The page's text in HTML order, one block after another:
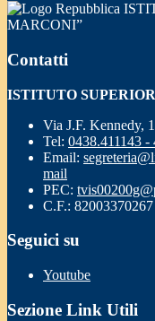
MARCONI”
Contatti
ISTITUTO
Via J.F. Kennedy,
Tel: 0438.411143 -
Email:
mail
PEC:
C.F.: 82003370267
Seguici su
Youtube
Sezione Link Utili